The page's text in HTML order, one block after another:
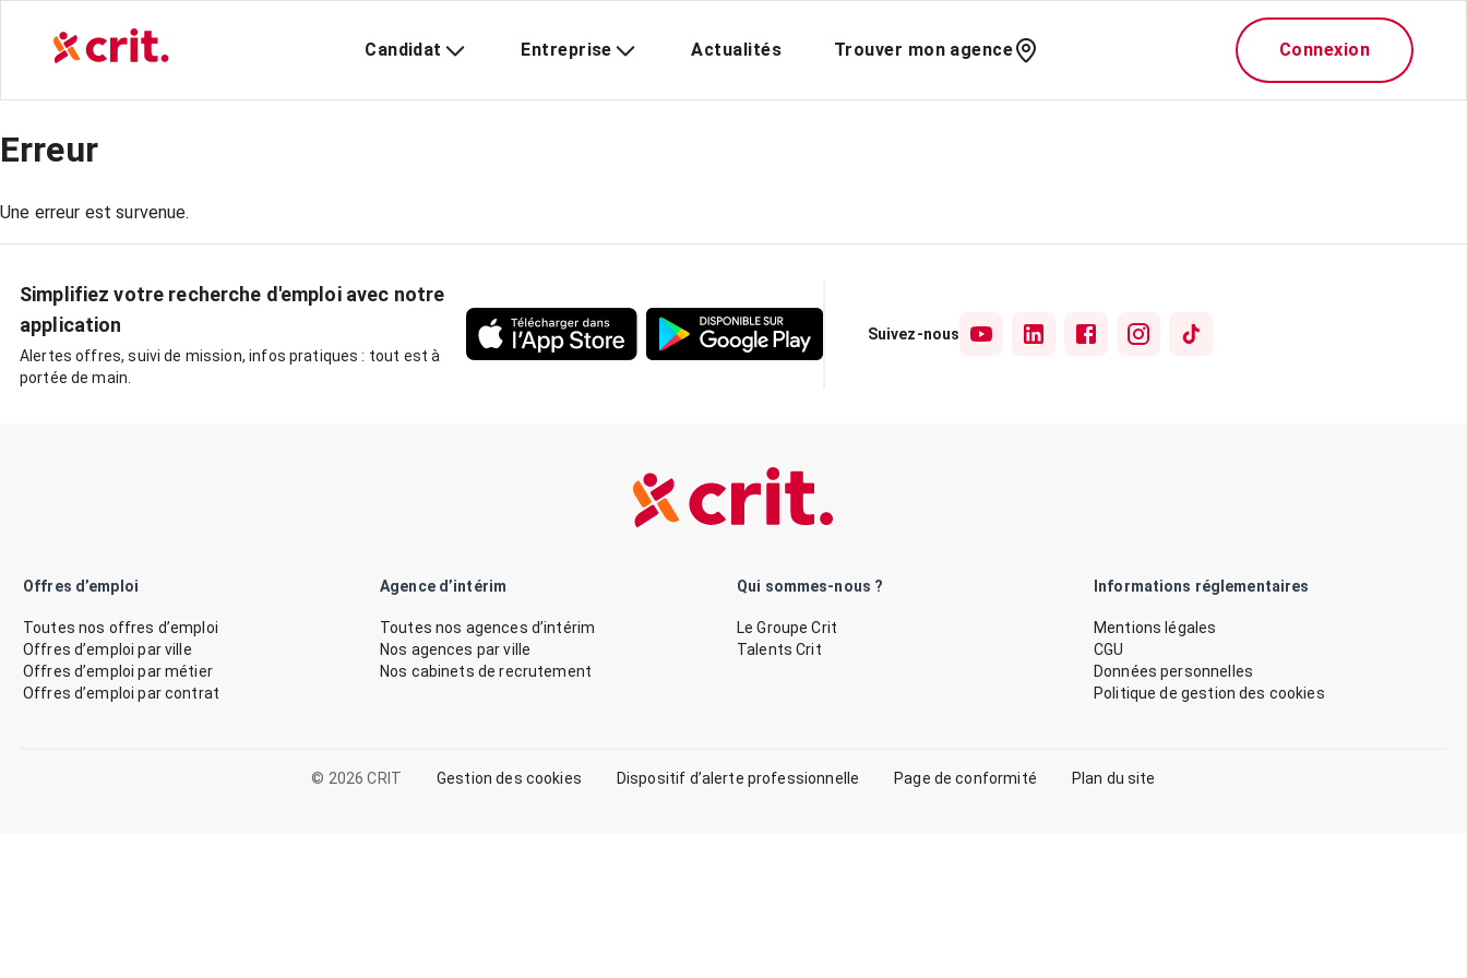
Candidat Entreprise Actualités Trouver mon agence Connexion
Erreur
Une erreur est survenue.
Simplifiez votre recherche d'emploi avec notre
application
Alertes offres, suivi de mission, infos pratiques : tout est à
portée de main.
Suivez-nous
Offres d’emploi
Toutes nos offres d’emploi
Offres d’emploi par ville
Offres d’emploi par métier
Offres d’emploi par contrat
Agence d’intérim
Toutes nos agences d’intérim
Nos agences par ville
Nos cabinets de recrutement
Qui sommes-nous ?
Le Groupe Crit
Talents Crit
Informations réglementaires
Mentions légales
CGU
Données personnelles
Politique de gestion des cookies
© 2026 CRIT Gestion des cookies Dispositif d’alerte professionnelle Page de conformité Plan du site